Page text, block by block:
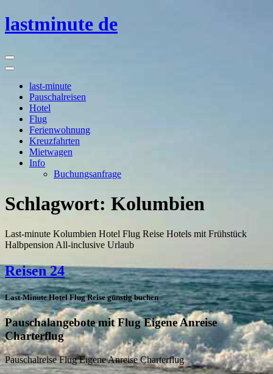
lastminute de
Skip
to
last-minute
Pauschalreisen
Hotel
Flug
Ferienwohnung
Kreuzfahrten
Mietwagen
Info
Buchungsanfrage
Schlagwort: Kolumbien
Last-minute Kolumbien Hotel Flug Reise Hotels mit Frühstück
Halbpension All-inclusive Urlaub
Reisen 24
Last-Minute Hotel Flug Reise günstig buchen
Pauschalangebote mit Flug Eigene Anreise
Charterflug
Pauschalreise Flug Eigene Anreise Charterflug